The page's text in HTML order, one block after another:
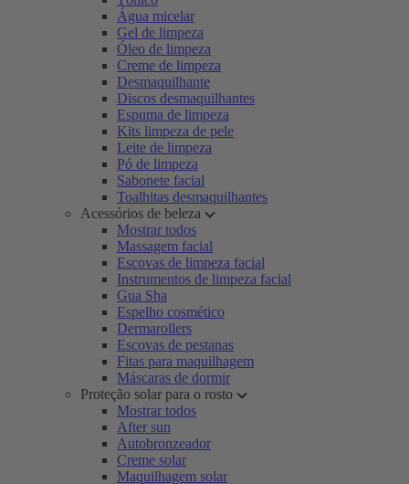
Água micelar
Gel de limpeza
Óleo de limpeza
Creme de limpeza
Desmaquilhante
Discos desmaquilhantes
Espuma de limpeza
Kits limpeza de pele
Leite de limpeza
Pó de limpeza
Sabonete facial
Toalhitas desmaquilhantes
Acessórios de beleza
Mostrar todos
Massagem facial
Escovas de limpeza facial
Instrumentos de limpeza facial
Gua Sha
Espelho cosmético
Dermarollers
Escovas de pestanas
Fitas para maquilhagem
Máscaras de dormir
Proteção solar para o rosto
Mostrar todos
After sun
Autobronzeador
Creme solar
Maquilhagem solar